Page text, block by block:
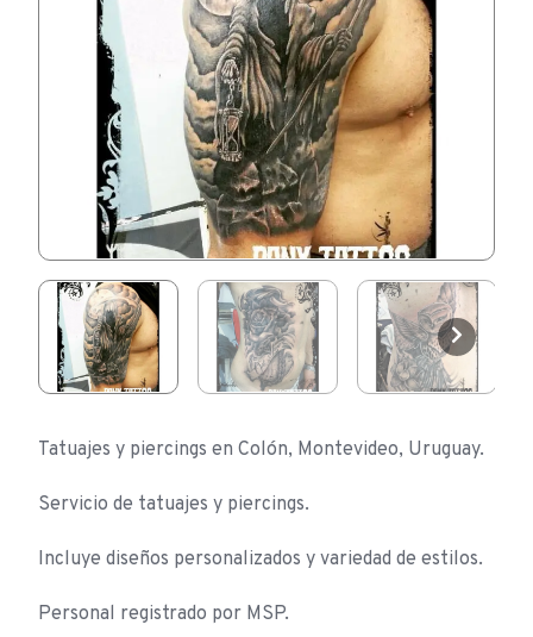
Tatuajes y piercings en Colón, Montevideo, Uruguay.
Servicio de tatuajes y piercings.
Incluye diseños personalizados y variedad de estilos.
Personal registrado por MSP.